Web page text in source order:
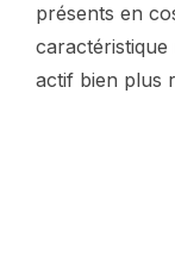
présents en
caractéristique
actif bien plus